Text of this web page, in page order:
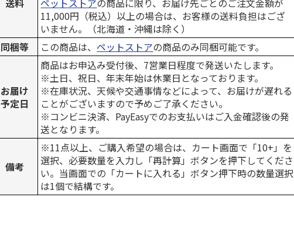
1,550円
(送料別・税込)
1,320円
(送料別・税込)
470円
(送料別・税込)
120円
送料
ペットストアの商品に限り、お届け先ごとのご注文金額が
11,000円（税込）以上の場合は、お客様の送料負担はござ
いません。（北海道・沖縄は除く）
同梱等
この商品は、ペットストアの商品のみ同梱可能です。
お届け
予定日
商品はお申込み受付後、7営業日程度で発送いたします。
※土日、祝日、年末年始は休業日となっております。
※在庫状況、天候や交通事情などによって、お届けが遅れる
ことがございますので予めご了承ください。
※コンビニ決済、PayEasyでのお支払いはご入金確認後の発
送となります。
備考
※11点以上、ご購入希望の場合は、カート画面で「10+」を
選択、必要数量を入力し「再計算」ボタンを押下してくださ
い。当画面での「カートに入れる」ボタン押下時の数量選択
は1個で結構です。